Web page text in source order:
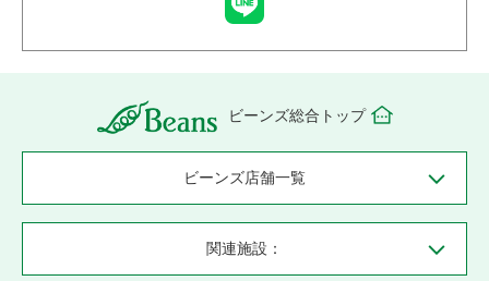
ビーンズ総合トップ
ビーンズ店舗一覧
関連施設：